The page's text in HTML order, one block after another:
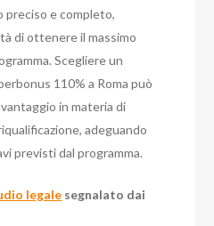
preciso e completo,
di ottenere il massimo
Scegliere un
110% a Roma può
in materia di
adeguando
previsti dal programma.
legale segnalato dai